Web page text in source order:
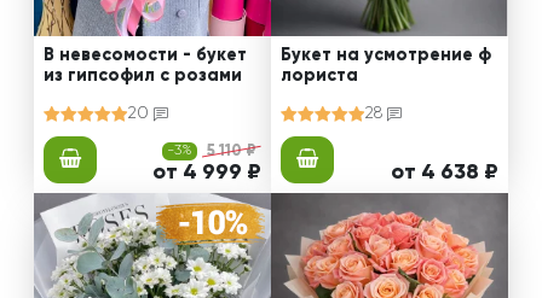
В невесомости - букет
из гипсофил с розами
20
-3% 5 110 ₽
от 4 999 ₽
Букет на усмотрение ф
лориста
28
от 4 638 ₽